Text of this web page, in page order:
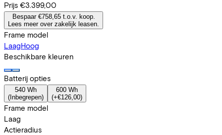
Prijs €3.399,00
Bespaar €758,65 t.o.v. koop.
Lees meer over zakelijk leasen.
Frame model
LaagHoog
Beschikbare kleuren
Batterij opties
540 Wh
( Inbegrepen)
600 Wh
(+€126,00)
Frame model
Laag
Actieradius